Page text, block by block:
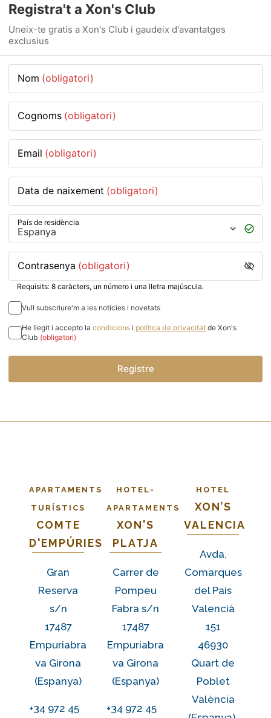
Registra't a Xon's Club
Uneix-te gratis a Xon's Club i gaudeix d'avantatges
exclusius
Nom (obligatori)
Cognoms (obligatori)
Email (obligatori)
Data de naixement (obligatori)
País de residència
Contrasenya (obligatori)
Requisits: 8 caràcters, un número i una lletra majúscula.
Vull subscriure'm a les notícies i novetats
He llegit i accepto la condicions i política de privacitat de Xon's
Club (obligatori)
Registre
APARTAMENTS
TURÍSTICS
COMTE
D'EMPÚRIES
Gran
Reserva
s/n
17487
Empuriabra
va Girona
(Espanya)
+34 972 45
HOTEL-
APARTAMENTS
XON'S
PLATJA
Carrer de
Pompeu
Fabra s/n
17487
Empuriabra
va Girona
(Espanya)
+34 972 45
HOTEL
XON’S
VALENCIA
Avda.
Comarques
del Pais
Valencià
151
46930
Quart de
Poblet
València